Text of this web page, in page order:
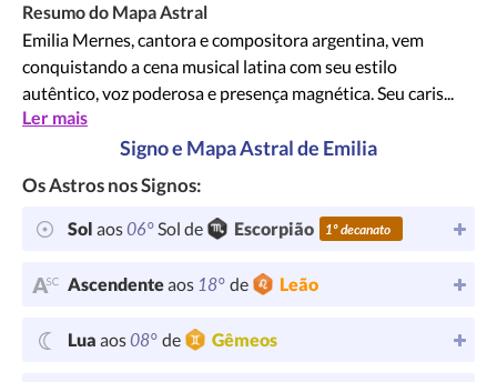
Resumo do Mapa Astral
Emilia Mernes, cantora e compositora argentina, vem
conquistando a cena musical latina com seu estilo
autêntico, voz poderosa e presença magnética. Seu caris...
Ler mais
Signo e Mapa Astral de Emilia
Os Astros nos Signos:
Sol aos06°Sol de Escorpião 1º decanato
Ascendenteaos 18° de Leão
Lua aos08° de Gêmeos